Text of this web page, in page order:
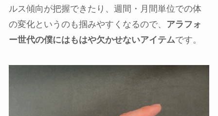
ルス傾向が把握できたり、週間・月間単位での体
の変化というのも掴みやすくなるので、 アラフォ
ー世代の僕にはもはや欠かせないアイテムです。